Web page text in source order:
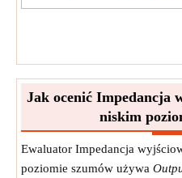
Jak ocenić Impedancja
niskim
Ewaluator Impedancja
poziomie szumów używa